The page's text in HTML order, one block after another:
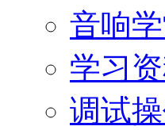
音响
学习
调试